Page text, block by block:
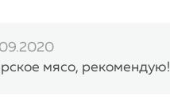
мясо, рекомендую!